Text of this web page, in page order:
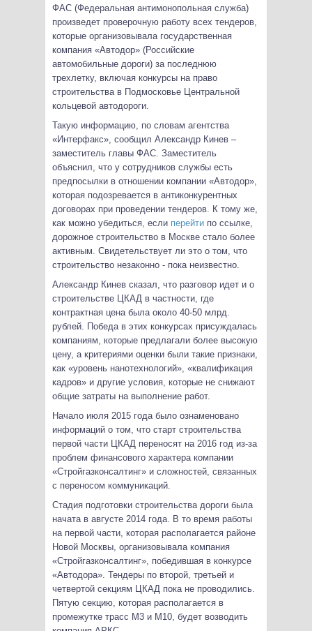
ФАС (Федеральная антимонопольная служба)
произведет проверочную работу всех тендеров,
которые организовывала государственная
компания «Автодор» (Российские
автомобильные дороги) за последнюю
трехлетку, включая конкурсы на право
строительства в Подмосковье Центральной
кольцевой автодороги.
Такую информацию, по словам агентства
«Интерфакс», сообщил Александр Кинев –
заместитель главы ФАС. Заместитель
объяснил, что у сотрудников службы есть
предпосылки в отношении компании «Автодор»,
которая подозревается в антиконкурентных
договорах при проведении тендеров. К тому же,
как можно убедиться, если перейти по ссылке,
дорожное строительство в Москве стало более
активным. Свидетельствует ли это о том, что
строительство незаконно - пока неизвестно.
Александр Кинев сказал, что разговор идет и о
строительстве ЦКАД в частности, где
контрактная цена была около 40-50 млрд.
рублей. Победа в этих конкурсах присуждалась
компаниям, которые предлагали более высокую
цену, а критериями оценки были такие признаки,
как «уровень нанотехнологий», «квалификация
кадров» и другие условия, которые не снижают
общие затраты на выполнение работ.
Начало июля 2015 года было ознаменовано
информаций о том, что старт строительства
первой части ЦКАД переносят на 2016 год из-за
проблем финансового характера компании
«Стройгазконсалтинг» и сложностей, связанных
с переносом коммуникаций.
Стадия подготовки строительства дороги была
начата в августе 2014 года. В то время работы
на первой части, которая располагается районе
Новой Москвы, организовывала компания
«Стройгазконсалтинг», победившая в конкурсе
«Автодора». Тендеры по второй, третьей и
четвертой секциям ЦКАД пока не проводились.
Пятую секцию, которая располагается в
промежутке трасс М3 и М10, будет возводить